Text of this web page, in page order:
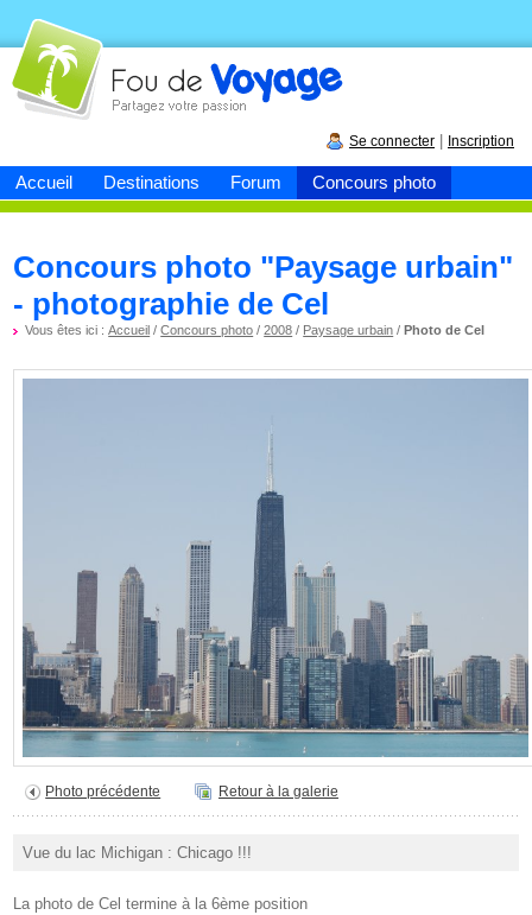
Accueil Destinations Forum Concours photo
Fou devoyage
Se connecter Inscription
Concours photo "Paysage urbain"
- photographie de Cel
Vous êtes ici :Accueil /Concours photo /2008 / Paysage urbain /Photo de Cel
Photo précédente Retour à la galerie
Vue du lac Michigan : Chicago !!!
La photo de Cel termine à la 6ème position